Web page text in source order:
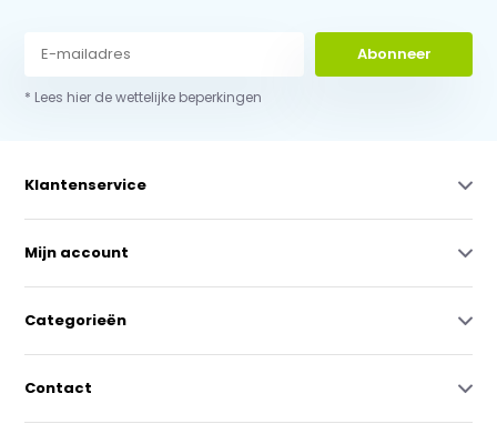
Abonneer
* Lees hier de wettelijke beperkingen
Klantenservice
Mijn account
Categorieën
Contact